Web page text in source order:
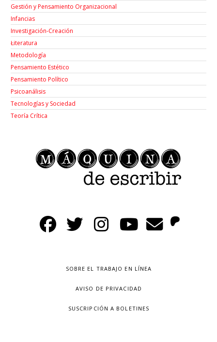
Gestión y Pensamiento Organizacional
Infancias
Investigación-Creación
Łiteratura
Metodología
Pensamiento Estético
Pensamiento Político
Psicoanálisis
Tecnologías y Sociedad
Teoría Crítica
SOBRE EL TRABAJO EN LÍNEA
AVISO DE PRIVACIDAD
SUSCRIPCIÓN A BOLETINES